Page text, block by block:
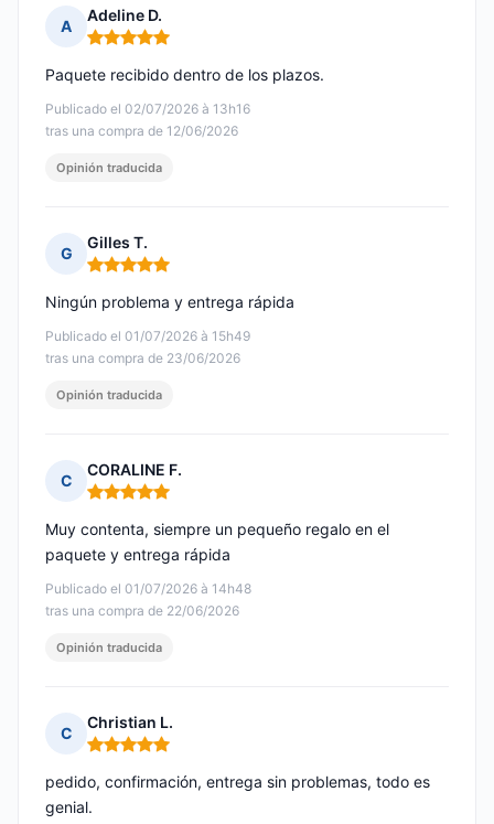
A
Adeline D.
Nota: 5 de 5
Publicado el 02/07/2026 à 13h16
tras una compra de 12/06/2026
Paquete recibido dentro de los plazos.
Opinión traducida
G
Gilles T.
Nota: 5 de 5
Publicado el 01/07/2026 à 15h49
tras una compra de 23/06/2026
Ningún problema y entrega rápida
Opinión traducida
C
CORALINE F.
Nota: 5 de 5
Publicado el 01/07/2026 à 14h48
tras una compra de 22/06/2026
Muy contenta, siempre un pequeño regalo en el
paquete y entrega rápida
Opinión traducida
C
Christian L.
Nota: 5 de 5
pedido, confirmación, entrega sin problemas, todo es
genial.